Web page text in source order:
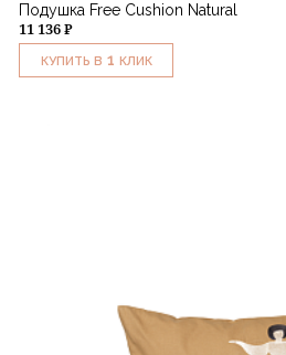
Подушка Free Cushion Natural
11 136 ₽
КУПИТЬ В 1 КЛИК